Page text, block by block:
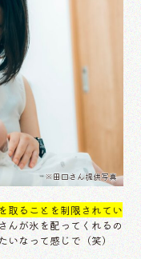
※田口さん提供写真
取ることを制限されてい
んが氷を配ってくれるの
なって感じで（笑）